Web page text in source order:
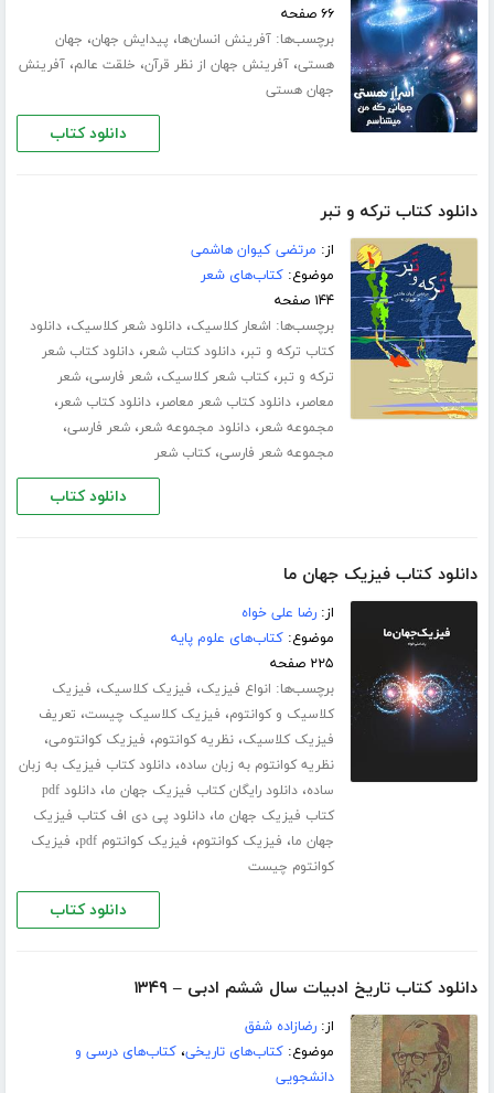
۶۶ صفحه
برچسب‌ها:آفرینش انسان‌ها، پیدایش جهان، جهان
هستی،آفرینش جهان از نظر قرآن، خلقت عالم،آفرینش
جهان هستی
دانلود کتاب
دانلود کتاب ترکه و تبر
از: مرتضی کیوان هاشمی
موضوع:کتاب‌های شعر
۱۴۴ صفحه
برچسب‌ها: اشعار کلاسیک،دانلود شعر کلاسیک،دانلود
کتاب ترکه و تبر،دانلود کتاب شعر،دانلود کتاب شعر
ترکه و تبر،کتاب شعر کلاسیک،شعر فارسی،شعر
معاصر،دانلود کتاب شعر معاصر،دانلود کتاب شعر،
مجموعه شعر،دانلود مجموعه شعر،شعر فارسی،
مجموعه شعر فارسی،کتاب شعر
دانلود کتاب
دانلود کتاب فیزیک جهان ما
از:رضا علی خواه
موضوع:کتاب‌های علوم پایه
۲۲۵ صفحه
برچسب‌ها: انواع فیزیک، فیزیک کلاسیک، فیزیک
کلاسیک و کوانتوم، فیزیک کلاسیک چیست، تعریف
فیزیک کلاسیک،نظریه کوانتوم، فیزیک کوانتومی،
نظریه کوانتوم به زبان ساده،دانلود کتاب فیزیک به زبان
ساده،دانلود رایگان کتاب فیزیک جهان ما،
دانلود pdf
کتاب فیزیک جهان ما،دانلود پی دی اف کتاب فیزیک
جهان ما، فیزیک کوانتوم، فیزیک کوانتوم pdf ، فیزیک
کوانتوم چیست
دانلود کتاب
دانلود کتاب تاریخ ادبیات سال ششم ادبی – ۱۳۴۹
از:رضازاده شفق
موضوع:کتاب‌های تاریخی،کتاب‌های درسی و
دانشجویی